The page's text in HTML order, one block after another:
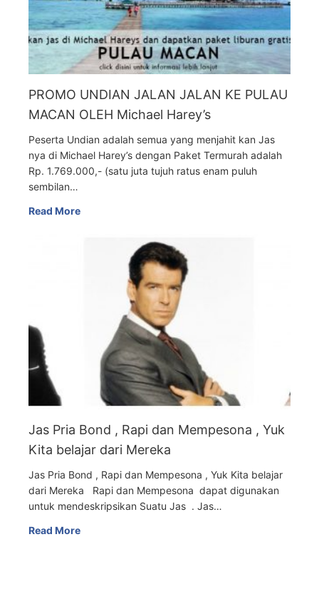
PROMO UNDIAN JALAN JALAN KE PULAU
MACAN OLEH Michael Harey’s
Peserta Undian adalah semua yang menjahit kan Jas
nya di Michael Harey’s dengan Paket Termurah adalah
Rp. 1.769.000,- (satu juta tujuh ratus enam puluh
sembilan…
Read More
Jas Pria Bond , Rapi dan Mempesona , Yuk
Kita belajar dari Mereka
Jas Pria Bond , Rapi dan Mempesona , Yuk Kita belajar
dari Mereka Rapi dan Mempesona dapat digunakan
untuk mendeskripsikan Suatu Jas . Jas…
Read More